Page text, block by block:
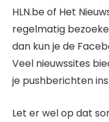
HLN.be of Het
regelmatig
dan kun je de
Veel nieuwssites
je pushberichten
Let er wel op dat